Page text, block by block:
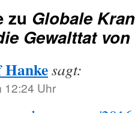
zu Globale
Gewalttat
Hankesagt:
12:24 Uhr